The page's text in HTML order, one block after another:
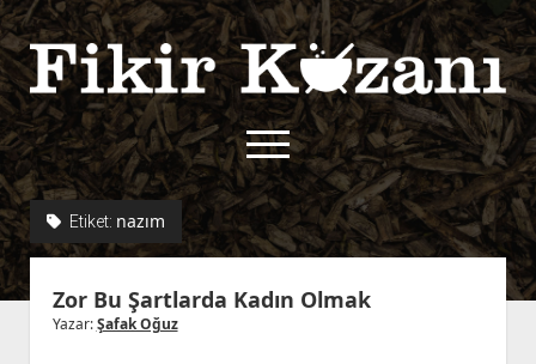
Fikir
Kazanı
menüyü
aç
twitterfacebook
rss
menüyü
Kullanım Koşulları
Kurallar
Etiket: nazım
Zor Bu Şartlarda Kadın Olmak
Yazar:Şafak Oğuz